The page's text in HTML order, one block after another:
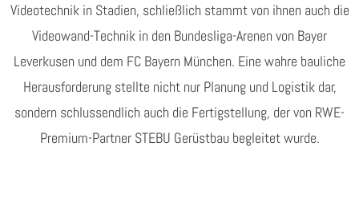
Videotechnik in Stadien, schließlich stammt von ihnen auch die
Videowand-Technik in den Bundesliga-Arenen von Bayer
Leverkusen und dem FC Bayern München. Eine wahre bauliche
Herausforderung stellte nicht nur Planung und Logistik dar,
sondern schlussendlich auch die Fertigstellung, der von RWE-
Premium-Partner STEBU Gerüstbau begleitet wurde.